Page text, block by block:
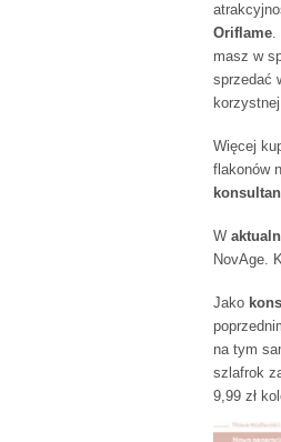
Oriflame.
masz w
sprzedać
Więcej
flakonów
W
NovAge.
Jako
na tym
szlafrok
9,99 zł